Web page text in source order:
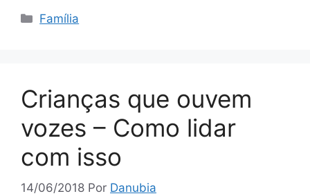
Categorias
Família
Crianças que ouvem
vozes – Como lidar
com isso
14/06/2018 Por Danubia